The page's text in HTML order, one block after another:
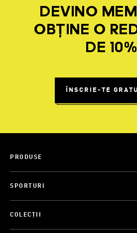
DEVINO
OBȚINE O
DE 10%
ÎNSCRIE-TE
PRODUSE
SPORTURI
COLECȚII